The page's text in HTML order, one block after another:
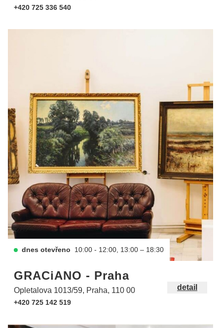
+420 725 336 540
dnes otevřeno 10:00 - 12:00, 13:00 – 18:30
GRACiANO - Praha
Opletalova 1013/59, Praha, 110 00
+420 725 142 519
detail